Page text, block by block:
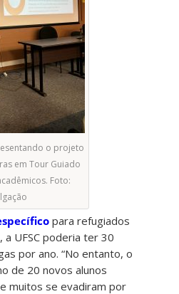
o projeto
em Tour Guiado
Foto:
para refugiados
UFSC poderia ter 30
por ano. “No entanto, o
de 20 novos alunos
muitos se evadiram por